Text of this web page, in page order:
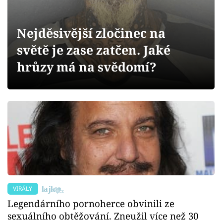
Videa
Sledujte prima+
Sledujte nás
Nejděsivější zločinec na
světě je zase zatčen. Jaké
hrůzy má na svědomí?
VIRÁLY
Legendárního pornoherce obvinili ze
sexuálního obtěžování. Zneužil více než 30